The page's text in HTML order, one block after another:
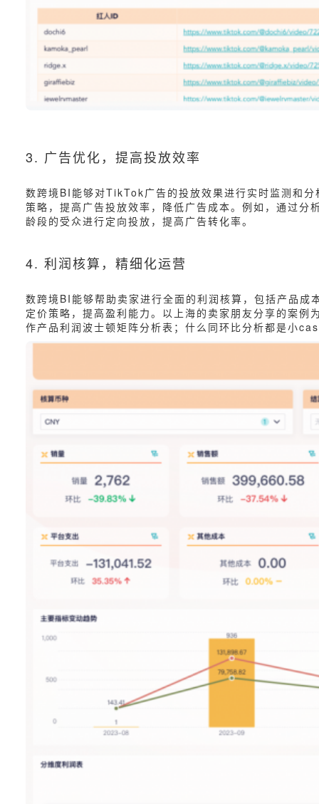
3. 广告优化，提高投放效率
数跨境BI能够对TikTok广告的投放效果进行实时监测和
策略，提高广告投放效率，降低广告成本。例如，通过
龄段的受众进行定向投放，提高广告转化率。
4. 利润核算，精细化运营
数跨境BI能够帮助卖家进行全面的利润核算，包括产品
定价策略，提高盈利能力。以上海的卖家朋友分享的案
作产品利润波士顿矩阵分析表；什么同环比分析都是小